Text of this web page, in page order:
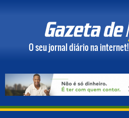
O seu jornal diário na internet!